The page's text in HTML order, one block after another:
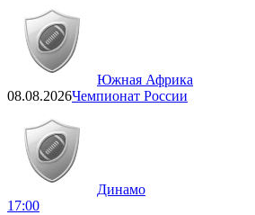
Южная Африка
08.08.2026Чемпионат России
Динамо
17:00